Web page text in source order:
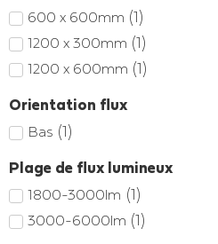
600 x 600mm (1)
1200 x 300mm (1)
1200 x 600mm (1)
Orientation flux
Bas (1)
Plage de flux lumineux
1800-3000lm (1)
3000-6000lm (1)